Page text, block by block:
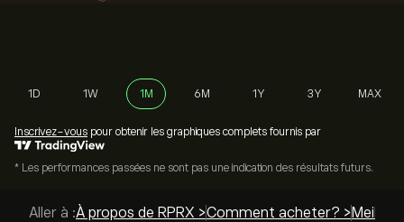
1D 1W 1M 6M 1Y 3Y MAX
Inscrivez-vous pour obtenir les graphiques complets fournis par
* Les performances passées ne sont pas une indication des résultats futurs.
Aller à :À propos de RPRX >Comment acheter? >